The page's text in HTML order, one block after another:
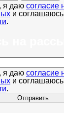
я даю согласие
и
.
я даю согласие
и
.
Отправить